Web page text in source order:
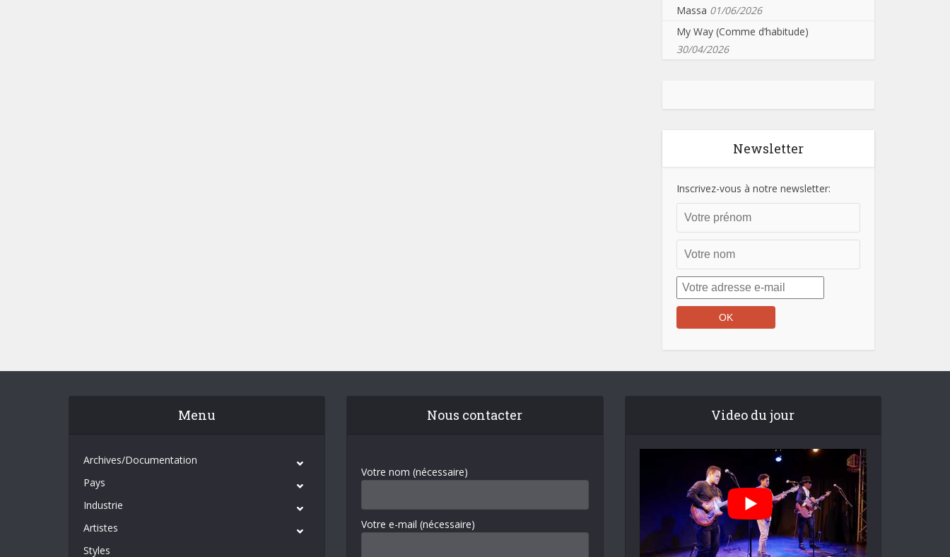
Massa 01/06/2026
My Way (Comme d’habitude)
30/04/2026
Newsletter
Inscrivez-vous à notre newsletter:
Menu
Archives/Documentation
Pays
Industrie
Artistes
Styles
Nous contacter
Votre nom (nécessaire)
Votre e-mail (nécessaire)
Video du jour